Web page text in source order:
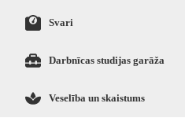
Svari
Darbnīcas studijas garāža
Veselība un skaistums